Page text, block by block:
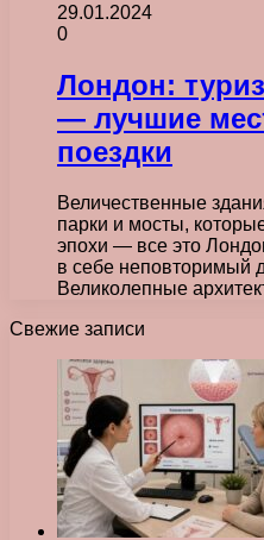
29.01.2024
0
Лондон:
— лучшие
поездки
Величественные
парки и мосты,
эпохи — все это
в себе неповторимый
Великолепные
Свежие записи